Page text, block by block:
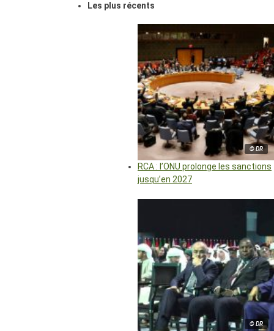
Les plus récents
© DR
RCA : l’ONU prolonge les sanctions
jusqu’en 2027
© DR